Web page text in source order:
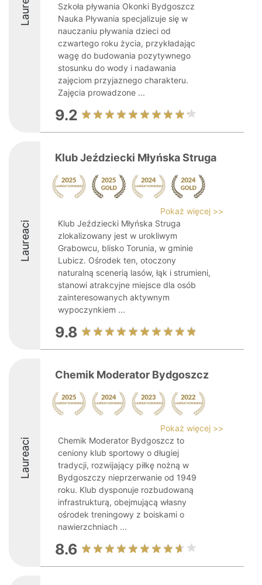
Szkoła pływania Okonki Bydgoszcz
Nauka Pływania specjalizuje się w
nauczaniu pływania dzieci od
czwartego roku życia, przykładając
wagę do budowania pozytywnego
stosunku do wody i nadawania
zajęciom przyjaznego charakteru.
Zajęcia prowadzone ...
9.2
Laureaci
Klub Jeździecki Młyńska Struga
Pokaż więcej >>
Klub Jeździecki Młyńska Struga
zlokalizowany jest w urokliwym
Grabowcu, blisko Torunia, w gminie
Lubicz. Ośrodek ten, otoczony
naturalną scenerią lasów, łąk i strumieni,
stanowi atrakcyjne miejsce dla osób
zainteresowanych aktywnym
wypoczynkiem ...
9.8
Laureaci
Chemik Moderator Bydgoszcz
Pokaż więcej >>
Chemik Moderator Bydgoszcz to
ceniony klub sportowy o długiej
tradycji, rozwijający piłkę nożną w
Bydgoszczy nieprzerwanie od 1949
roku. Klub dysponuje rozbudowaną
infrastrukturą, obejmującą własny
ośrodek treningowy z boiskami o
nawierzchniach ...
8.6